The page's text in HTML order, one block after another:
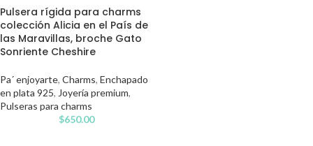
Pulsera rígida para charms
colección Alicia en el País de
las Maravillas, broche Gato
Sonriente Cheshire
Pa´ enjoyarte, Charms, Enchapado
en plata 925, Joyería premium,
Pulseras para charms
$650.00